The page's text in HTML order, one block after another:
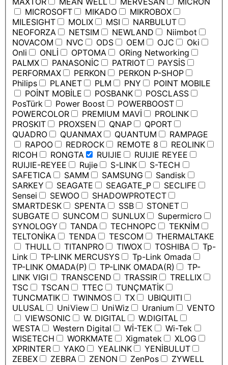
MICROSOFT
MIKADO
MIKROBOX
MILESIGHT
MOLIX MSI
NARBULUT
NEOFORZA
NETSIM NEWLAND
Niimbot
NOVACOM
NVC ODS OEM OJC
Oki
Onli
ONLİ OPTOMA
ORing Networking
PALMX
PANASONİC PATRIOT
PAYSİS
PERFORMAX
PERKON
PERKON P-SHOP
Philips
PLANET PLM PNY
POINT MOBILE
POİNT MOBİLE
POSBANK
POSCLASS
PosTürk
Power Boost
POWERBOOST
POWERCOLOR
PREMIUM MAVİ
PROLINK
PROSKIT
PROXSEN QNAP
QPORT
QUADRO
QUANMAX QUANTUM
RAMPAGE
RAPOO
REDROCK REMOTE 8
REOLINK
RICOH
RONGTA RUIJIE
RUIJIE REYEE
RUIJIE-REYEE
Rujie S-LINK
S-TECH
SAFETICA
SAMM SAMSUNG
Sandisk
SARKEY
SEAGATE SEAGATE_P
SECLIFE
Sensei
SEWOO
SHADOWPROTECT
SMARTDESK
SPENTA SSB
STONET
SUBGATE
SUNCOM SUNLUX
Supermicro
SYNOLOGY
TANDA TECHNOPC
TEKNİM
TELTONİKA
TENDA TESCOM
THERMALTAKE
THULL
TITANPRO TIWOX TOSHIBA
Tp-
Link
TP-LINK MERCUSYS
Tp-Link Omada
TP-LINK OMADA(P)
TP-LINK OMADA(R)
TP-
LINK VIGI
TRANSCEND TRASSIR
TRELLIX
TSC
TSCAN TTEC
TUNÇMATİK
TUNCMATIK
TWINMOS TX
UBIQUITI
ULUSAL
UniView UniWiz Uranium
VENTO
VIEWSONIC
W. DIGITAL
W.DIGITAL
WESTA
Western Digital Wİ-TEK
Wi-Tek
WISETECH
WORKMATE Xigmatek
XLOG
XPRINTER
YAKO YEALINK
YENİBULUT
ZEBEX
ZEBRA ZENON ZenPos ZYWELL